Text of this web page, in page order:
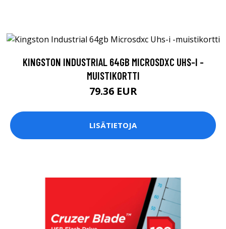
KINGSTON INDUSTRIAL 64GB MICROSDXC UHS-I -
MUISTIKORTTI
79.36 EUR
LISÄTIETOJA